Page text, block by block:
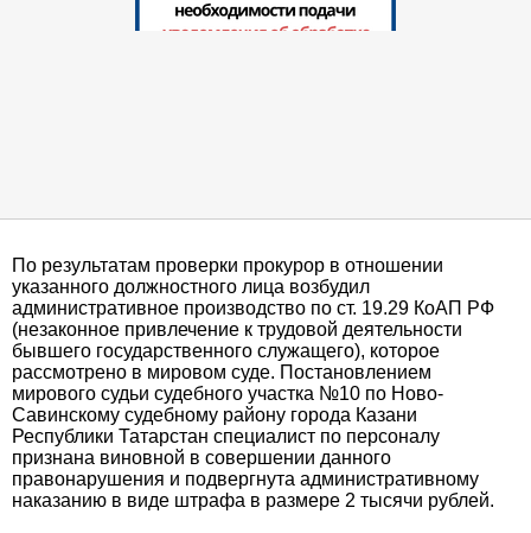
По результатам проверки прокурор в отношении
указанного должностного лица возбудил
административное производство по ст. 19.29 КоАП РФ
(незаконное привлечение к трудовой деятельности
бывшего государственного служащего), которое
рассмотрено в мировом суде. Постановлением
мирового судьи судебного участка №10 по Ново-
Савинскому судебному району города Казани
Республики Татарстан специалист по персоналу
признана виновной в совершении данного
правонарушения и подвергнута административному
наказанию в виде штрафа в размере 2 тысячи рублей.